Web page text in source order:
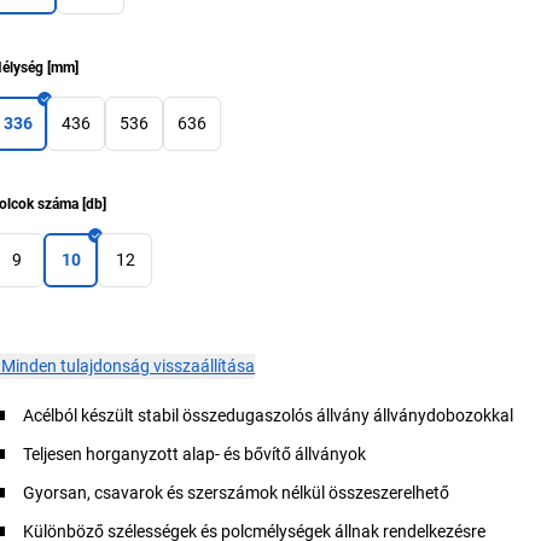
[mm]
336 436 536 636
száma [db]
9 10 12
Minden tulajdonság visszaállítása
Acélból készült stabil összedugaszolós állvány állványdobozokkal
Teljesen horganyzott alap- és bővítő állványok
Gyorsan, csavarok és szerszámok nélkül összeszerelhető
Különböző szélességek és polcmélységek állnak rendelkezésre